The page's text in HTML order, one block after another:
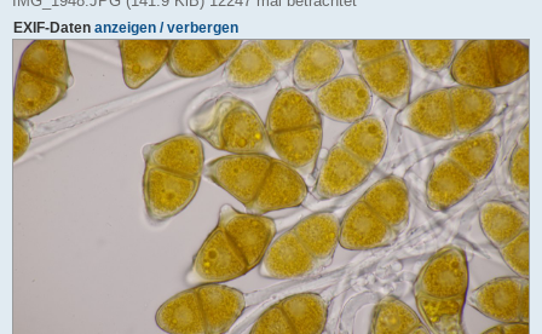
EXIF-Daten anzeigen / verbergen